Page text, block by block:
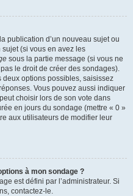
publication d’un nouveau sujet ou
sujet (si vous en avez les
sous la partie message (si vous ne
le droit de créer des sondages).
options possibles, saisissez
Vous pouvez aussi indiquer
choisir lors de son vote dans
en jours du sondage (mettre « 0 »
aux utilisateurs de modifier leur
à mon sondage ?
est défini par l’administrateur. Si
contactez-le.